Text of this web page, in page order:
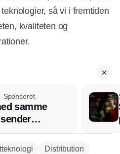
så vi i fremtiden
kvaliteten og
Sponseret
samme
videre
Distribution